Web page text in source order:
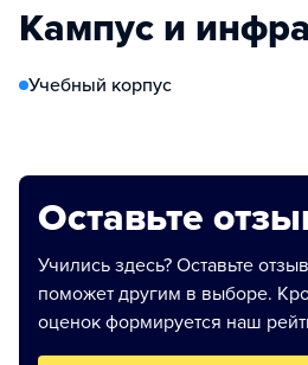
Кампус и
Учебный корпус
Оставьте
Учились здесь? Оставьте
поможет другим в выборе.
оценок формируется наш